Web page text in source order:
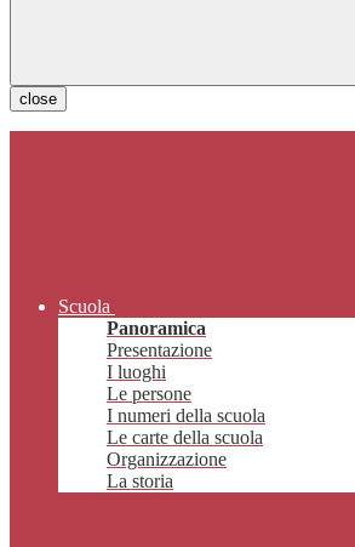
close
Scuola
Panoramica
Presentazione
I luoghi
Le persone
I numeri della scuola
Le carte della scuola
Organizzazione
La storia